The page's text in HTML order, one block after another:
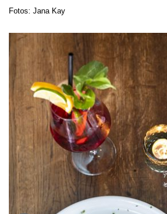
ARCHIV
VORTEILSWELT
WEINWIRTSCHAFT
WEINSZENE
PORTRAITS
VINOPHILES
ARCHIV
ANMELDEN
AWARDS
GEWINNSPIELE
VORTEILSWELT
TRINKREIFETABELLE
ABO
WEINSUCHE
NEWSLETTER
WINE TRADE CLUB
Fotos: Jana Kay